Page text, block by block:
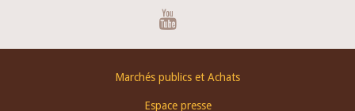
Marchés publics et Achats
Espace presse